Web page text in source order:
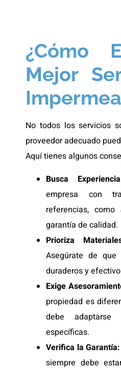
¿Cómo
Mejor
No todos los servicios
proveedor adecuado
Aquí tienes algunos
Busca
empresa con
referencias, como
garantía de calidad.
Prioriza
Asegúrate de
duraderos y
Exige
propiedad es
debe
específicas.
Verifica la Garantía:
siempre debe